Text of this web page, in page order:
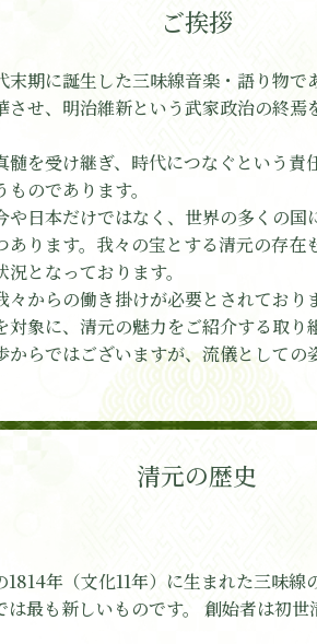
のご寄付のお願い
ご挨拶
末期に誕生した三味線音楽・語り物
させ、明治維新という武家政治の終
髄を受け継ぎ、時代につなぐという
のであります。
や日本だけではなく、世界の多くの
あります。我々の宝とする清元の存
となっております。
々からの働き掛けが必要とされてお
対象に、清元の魅力をご紹介する取り
からではございますが、流儀として
清元の歴史
年（文化11年）に生まれた三味線
最も新しいものです。 創始者は初世